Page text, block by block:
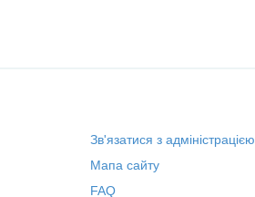
Зв'язатися з адміністрацією
Мапа сайту
FAQ